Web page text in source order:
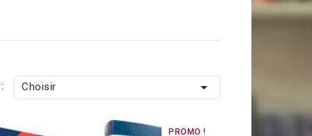
Choisir 
PROMO !